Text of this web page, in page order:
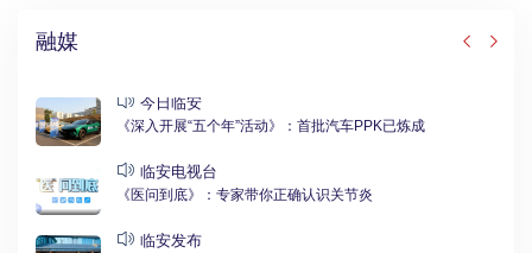
融媒
今日临安
《深入开展“五个年”活动》：首批汽车PPK已炼成
临安电视台
《医问到底》：专家带你正确认识关节炎
临安发布